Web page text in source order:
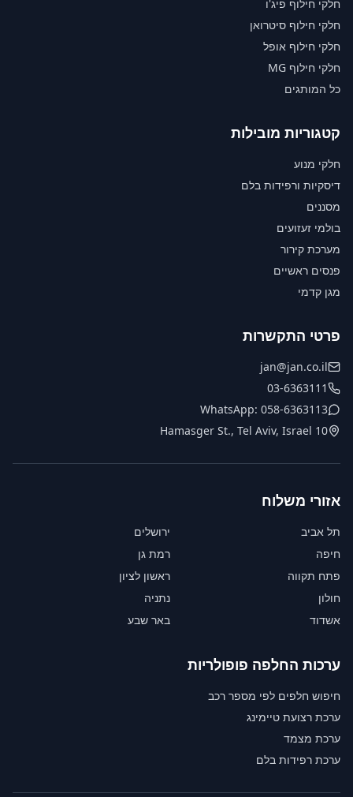
חלקי חילוף פיג'ו
חלקי חילוף סיטרואן
חלקי חילוף אופל
חלקי חילוף MG
כל המותגים
קטגוריות מובילות
חלקי מנוע
דיסקיות ורפידות בלם
מסננים
בולמי זעזועים
מערכת קירור
פנסים ראשיים
מגן קדמי
פרטי התקשרות
jan@jan.co.il
03-6363111
WhatsApp: 058-6363113
10 Hamasger St., Tel Aviv, Israel
אזורי משלוח
תל אביב
ירושלים
חיפה
רמת גן
פתח תקווה
ראשון לציון
חולון
נתניה
אשדוד
באר שבע
ערכות החלפה פופולריות
חיפוש חלפים לפי מספר רכב
ערכת רצועת טיימינג
ערכת מצמד
ערכת רפידות בלם